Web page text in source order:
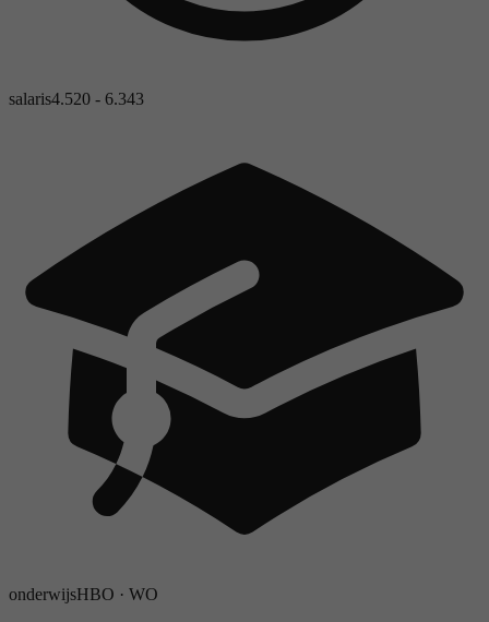
salaris4.520 - 6.343
onderwijsHBO · WO